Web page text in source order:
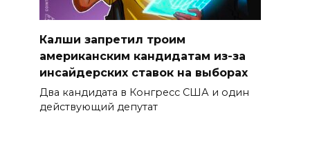
Калши запретил троим
американским кандидатам из-за
инсайдерских ставок на выборах
Два кандидата в Конгресс США и один
действующий депутат